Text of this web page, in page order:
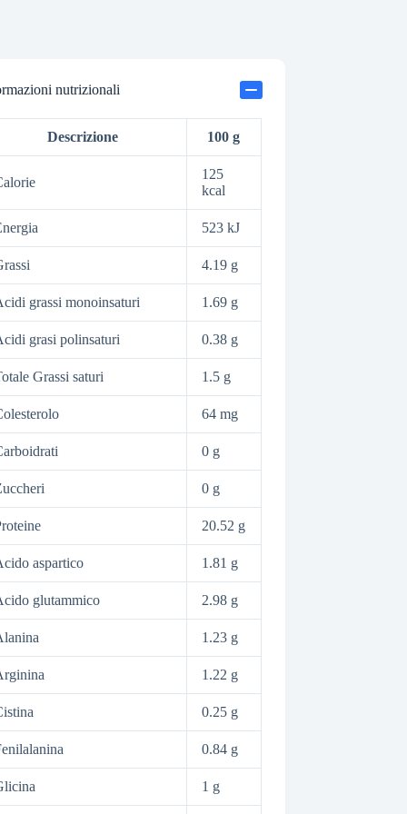
nutrizionali
Descrizione 100 g
125
kcal
523 kJ
4.19 g
grassi monoinsaturi 1.69 g
grasi polinsaturi 0.38 g
Grassi saturi 1.5 g
64 mg
0 g
0 g
20.52 g
aspartico 1.81 g
glutammico 2.98 g
1.23 g
1.22 g
0.25 g
0.84 g
1 g